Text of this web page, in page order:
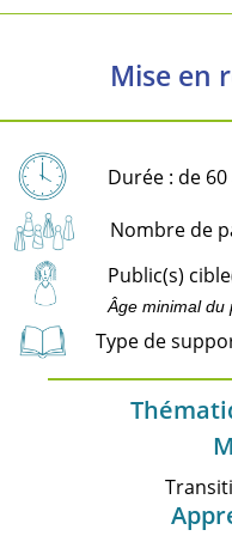
Mise en
Durée : de 60
Nombre de
Public(s)
Âge minimal du
Type de